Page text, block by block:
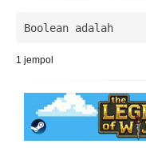
Boolean adalah
1 jempol